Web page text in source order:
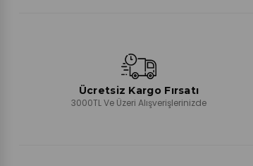
Ücretsiz Kargo Fırsatı
3000TL Ve Üzeri Alışverişlerinizde